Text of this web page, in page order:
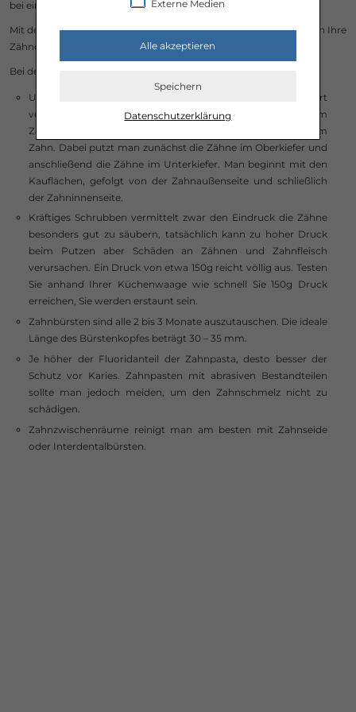
bei einer professionellen Zahnreinigung keine Chance.
Mit der richtigen Zahnpflege und begleitender Prophylaxe bleiben Ihre
Zähne lange gesund.
Bei der häuslichen Zahnpflege sind ein paar Dinge zu beachten:
Um in 2 Minuten alle Zähne zu reinigen, muss man strukturiert
vorgehen. Geputzt wird von rot nach weiß, also vom
Zahnfleisch zur Zahnkrone in einem Winkel von 45 Grad zum
Zahn. Dabei putzt man zunächst die Zähne im Oberkiefer und
anschließend die Zähne im Unterkiefer. Man beginnt mit den
Kauflächen, gefolgt von der Zahnaußenseite und schließlich
der Zahninnenseite.
Kräftiges Schrubben vermittelt zwar den Eindruck die Zähne
besonders gut zu säubern, tatsächlich kann zu hoher Druck
beim Putzen aber Schäden an Zähnen und Zahnfleisch
verursachen. Ein Druck von etwa 150g reicht völlig aus. Testen
Sie anhand Ihrer Küchenwaage wie schnell Sie 150g Druck
erreichen, Sie werden erstaunt sein.
Zahnbürsten sind alle 2 bis 3 Monate auszutauschen. Die ideale
Länge des Bürstenkopfes beträgt 30 – 35 mm.
Je höher der Fluoridanteil der Zahnpasta, desto besser der
Schutz vor Karies. Zahnpasten mit abrasiven Bestandteilen
sollte man jedoch meiden, um den Zahnschmelz nicht zu
schädigen.
Zahnzwischenräume reinigt man am besten mit Zahnseide
oder Interdentalbürsten.
Externe Medien
Alle akzeptieren
Speichern
Datenschutzerklärung